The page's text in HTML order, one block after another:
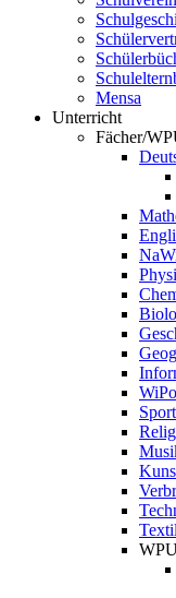
Mensa
Unterricht
Fächer/
WiPo
Sport